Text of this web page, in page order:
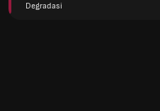
Degradasi